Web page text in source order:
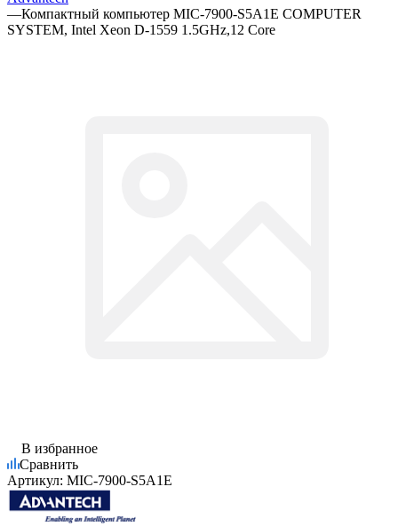
—Компактный компьютер MIC-7900-S5A1E COMPUTER
SYSTEM, Intel Xeon D-1559 1.5GHz,12 Core
В избранное
Сравнить
Артикул: MIC-7900-S5A1E